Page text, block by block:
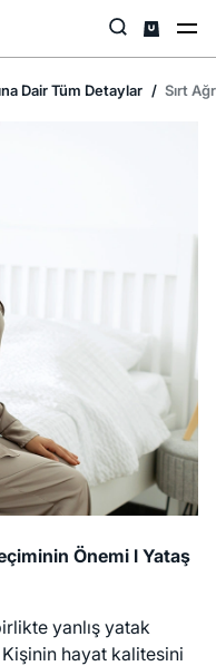
Dair Tüm Detaylar Sırt
Önemi l Yataş
yanlış yatak
Kişinin hayat kalitesini